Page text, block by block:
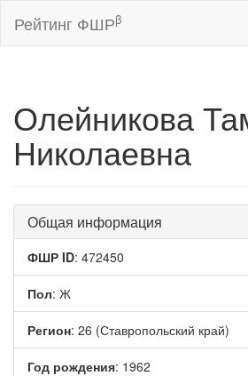
Рейтинг ФШРβ
Олейникова
Николаевна
Общая информация
ФШР ID: 472450
Пол: Ж
Регион: 26 (Ставропольский край)
Год рождения: 1962